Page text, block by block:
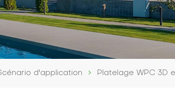
d'application Platelage WPC 3D